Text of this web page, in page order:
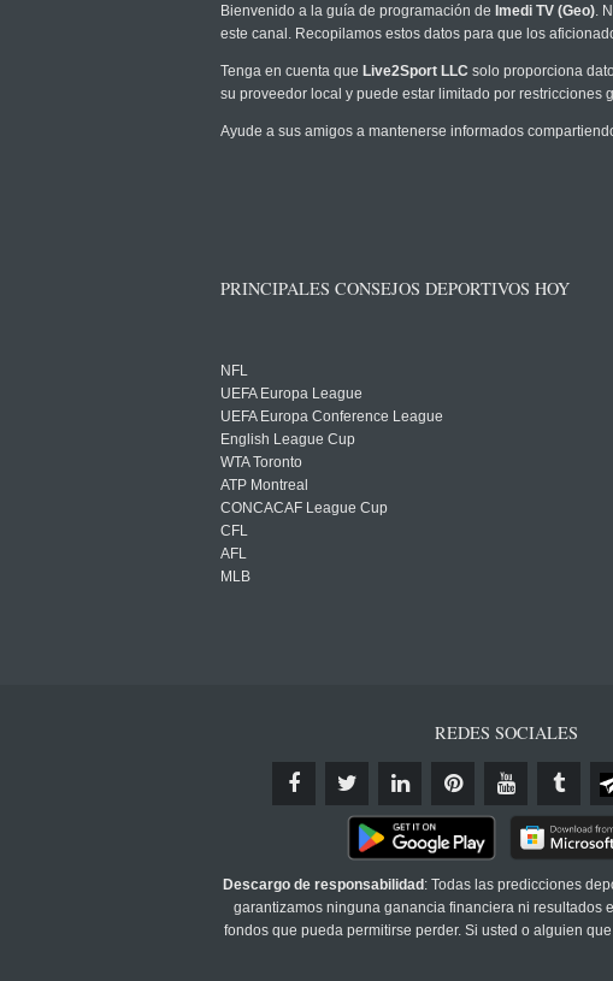
Bienvenido a la guía de programación de Imedi TV (Geo).
este canal. Recopilamos estos datos para que los
Tenga en cuenta que Live2Sport LLC solo proporciona
su proveedor local y puede estar limitado por restricciones
Ayude a sus amigos a mantenerse informados
PRINCIPALES CONSEJOS DEPORTIVOS HOY
NFL
UEFA Europa League
UEFA Europa Conference League
English League Cup
WTA Toronto
ATP Montreal
CONCACAF League Cup
CFL
AFL
MLB
REDES SOCIALES
Descargo de responsabilidad : Todas las predicciones
garantizamos ninguna ganancia financiera ni resultados
fondos que pueda permitirse perder. Si usted o alguien